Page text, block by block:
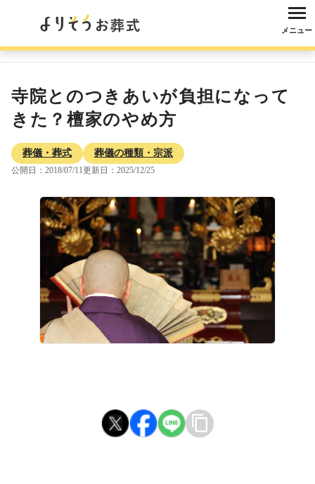
メニュー
よりそうお葬式 コラム 葬儀・葬式 葬儀の種類・宗派 寺院とのつ
寺院とのつきあいが負担になって
きた？檀家のやめ方
葬儀・葬式 葬儀の種類・宗派
公開日：2018/07/11更新日：2025/12/25